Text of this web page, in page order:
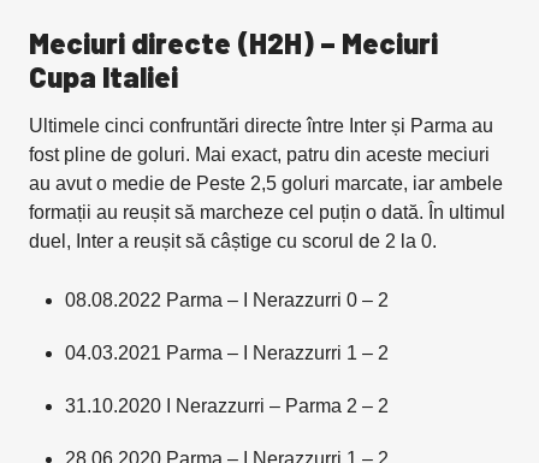
Meciuri directe (H2H) – Meciuri
Cupa Italiei
Ultimele cinci confruntări directe între Inter și Parma au
fost pline de goluri. Mai exact, patru din aceste meciuri
au avut o medie de Peste 2,5 goluri marcate, iar ambele
formații au reușit să marcheze cel puțin o dată. În ultimul
duel, Inter a reușit să câștige cu scorul de 2 la 0.
08.08.2022 Parma – I Nerazzurri 0 – 2
04.03.2021 Parma – I Nerazzurri 1 – 2
31.10.2020 I Nerazzurri – Parma 2 – 2